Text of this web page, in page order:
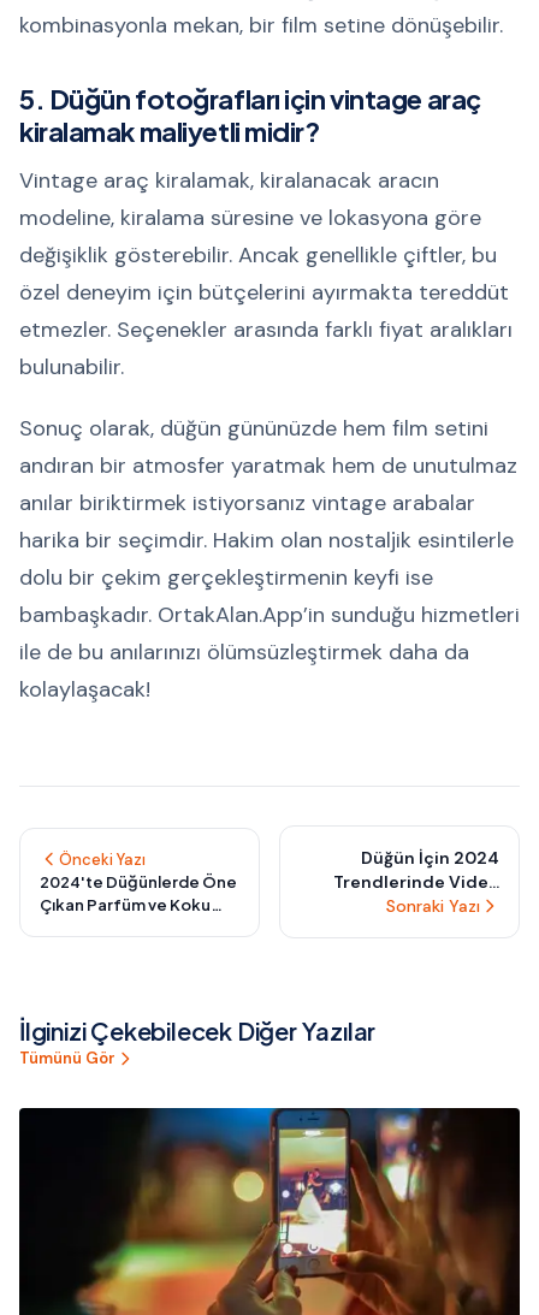
kombinasyonla mekan, bir film setine dönüşebilir.
5. Düğün fotoğrafları için vintage araç
kiralamak maliyetli midir?
Vintage araç kiralamak, kiralanacak aracın
modeline, kiralama süresine ve lokasyona göre
değişiklik gösterebilir. Ancak genellikle çiftler, bu
özel deneyim için bütçelerini ayırmakta tereddüt
etmezler. Seçenekler arasında farklı fiyat aralıkları
bulunabilir.
Sonuç olarak, düğün gününüzde hem film setini
andıran bir atmosfer yaratmak hem de unutulmaz
anılar biriktirmek istiyorsanız vintage arabalar
harika bir seçimdir. Hakim olan nostaljik esintilerle
dolu bir çekim gerçekleştirmenin keyfi ise
bambaşkadır. OrtakAlan.App’in sunduğu hizmetleri
ile de bu anılarınızı ölümsüzleştirmek daha da
kolaylaşacak!
Önceki Yazı
2024'te Düğünlerde Öne
Çıkan Parfüm ve Koku
Sonraki Yazı
Düğün İçin 2024
Trendlerinde Video
Çekimi: En İyi Anılarınızı
İlginizi Çekebilecek Diğer Yazılar
Tümünü Gör